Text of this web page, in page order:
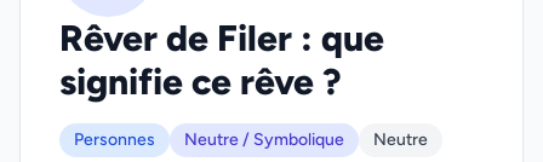
Rêver de Filer : que
signifie ce rêve ?
Personnes Neutre / Symbolique Neutre